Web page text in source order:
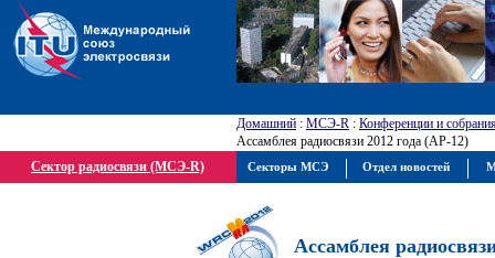
Домашний : МСЭ-R : Конференции и
Ассамблея радиосвязи 2012 года (АР-12)
Сектор радиосвязи (МСЭ-R)
Ассамблея
Секторы МСЭ Отдел новостей